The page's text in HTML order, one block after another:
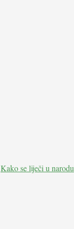
Kako se liječi u narodu